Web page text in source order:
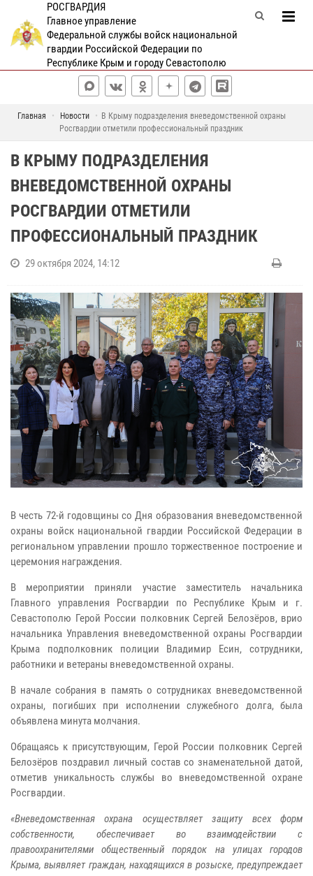
РОСГВАРДИЯ
Главное управление
Федеральной службы войск национальной
гвардии Российской Федерации по
Республике Крым и городу Севастополю
Главная Новости
В Крыму подразделения вневедомственной охраны
Росгвардии отметили профессиональный праздник
В КРЫМУ ПОДРАЗДЕЛЕНИЯ
ВНЕВЕДОМСТВЕННОЙ ОХРАНЫ
РОСГВАРДИИ ОТМЕТИЛИ
ПРОФЕССИОНАЛЬНЫЙ ПРАЗДНИК
29 октября 2024, 14:12
В честь 72-й годовщины со Дня образования вневедомственной
охраны войск национальной гвардии Российской Федерации в
региональном управлении прошло торжественное построение и
церемония награждения.
В мероприятии приняли участие заместитель начальника
Главного управления Росгвардии по Республике Крым и г.
Севастополю Герой России полковник Сергей Белозёров, врио
начальника Управления вневедомственной охраны Росгвардии
Крыма подполковник полиции Владимир Есин, сотрудники,
работники и ветераны вневедомственной охраны.
В начале собрания в память о сотрудниках вневедомственной
охраны, погибших при исполнении служебного долга, была
объявлена минута молчания.
Обращаясь к присутствующим, Герой России полковник Сергей
Белозёров поздравил личный состав со знаменательной датой,
отметив уникальность службы во вневедомственной охране
Росгвардии.
«Вневедомственная охрана осуществляет защиту всех форм
собственности, обеспечивает во взаимодействии с
правоохранителями общественный порядок на улицах городов
Крыма, выявляет граждан, находящихся в розыске, предупреждает